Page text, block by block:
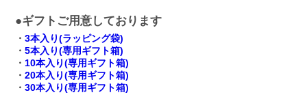
●ギフトご用意しております
・3本入り(ラッピング袋)
・5本入り(専用ギフト箱)
・ 10本入り(専用ギフト箱)
・20本入り(専用ギフト箱)
・30本入り(専用ギフト箱)